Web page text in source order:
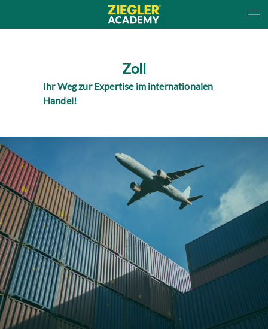
Zoll
Ihr Weg zur Expertise im internationalen
Handel!